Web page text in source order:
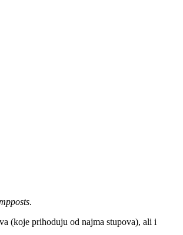
.
(koje prihoduju od najma stupova), ali i